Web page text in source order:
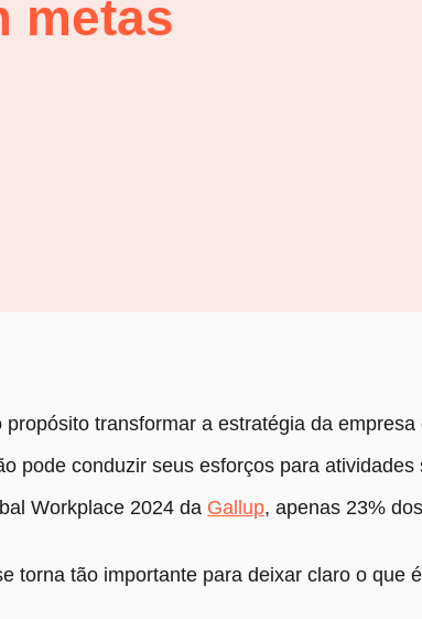
metas
transformar a estratégia da
pode conduzir seus esforços para
Workplace 2024 da Gallup, apenas 23%
torna tão importante para deixar claro o que